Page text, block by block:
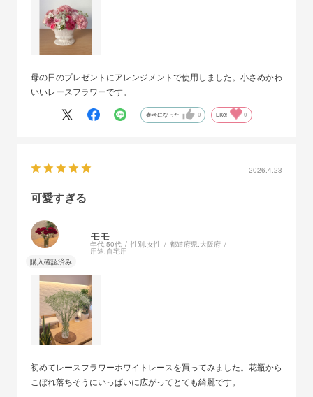
母の日のプレゼントにアレンジメントで使用しました。小さめかわ
いいレースフラワーです。
参考になった 0 Like! 0
2026.4.23
可愛すぎる
モモ
年代:50代 性別:女性 都道府県:大阪府
用途:自宅用
初めてレースフラワーホワイトレースを買ってみました。花瓶から
こぼれ落ちそうにいっぱいに広がってとても綺麗です。